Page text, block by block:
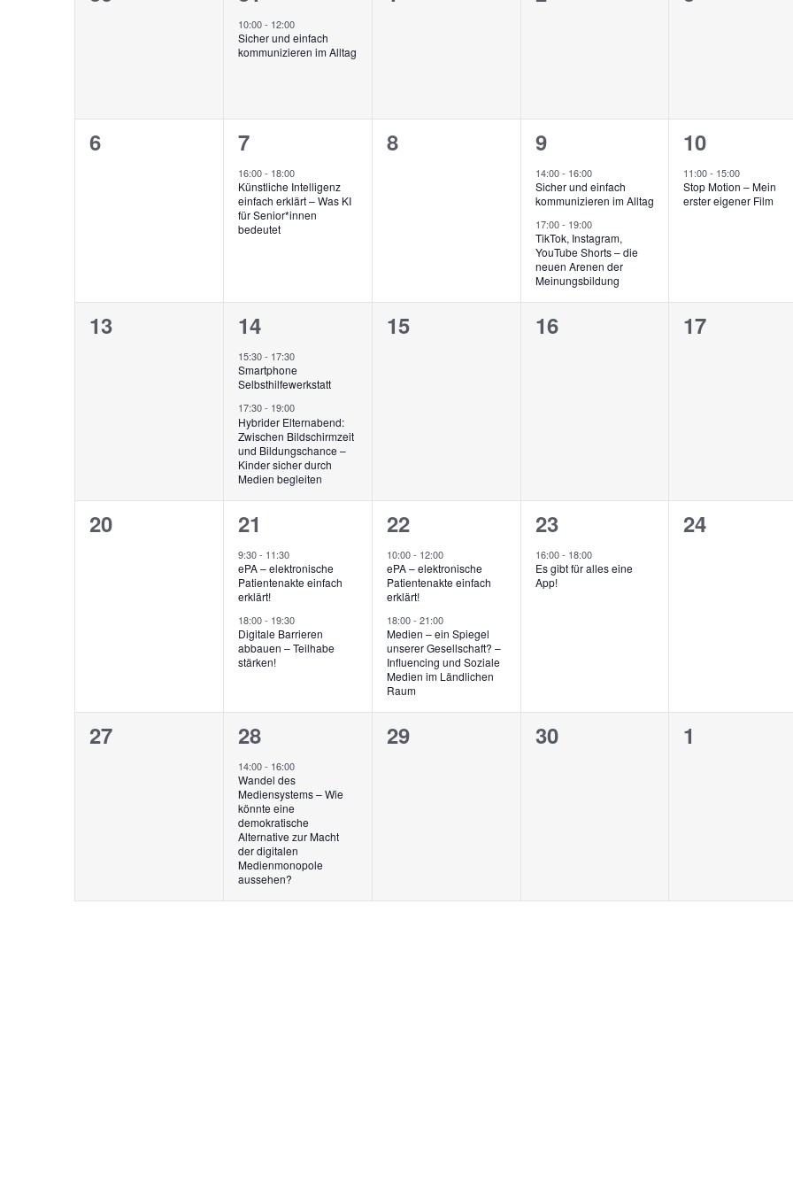
Veranstaltungen
Veranstaltungen,Veranstaltung,
10:00- 12:00
Sicher und einfach
kommunizieren im Alltag
0
Veranstaltungen,
6
1
Veranstaltung,
7
16:00- 18:00
Künstliche Intelligenz
einfach erklärt – Was KI
für Senior*innen
bedeutet
0
Veranstaltungen,
8
2
Veranstaltungen,
9
14:00- 16:00
Sicher und einfach
kommunizieren im Alltag
17:00- 19:00
TikTok, Instagram,
YouTube Shorts – die
neuen Arenen der
Meinungsbildung
1
10
11:00- 15:00
Stop Motion – Mein
erster eigener Film
0
Veranstaltungen,
13
2
Veranstaltungen,
14
15:30- 17:30
Smartphone
Selbsthilfewerkstatt
17:30- 19:00
Hybrider Elternabend:
Zwischen Bildschirmzeit
und Bildungschance –
Kinder sicher durch
Medien begleiten
0
15
0
16
0
17
0
Veranstaltungen,
20
2
Veranstaltungen,
21
9:30- 11:30
ePA – elektronische
Patientenakte einfach
erklärt!
18:00- 19:30
Digitale Barrieren
abbauen – Teilhabe
stärken!
2
Veranstaltungen,
22
10:00- 12:00
ePA – elektronische
Patientenakte einfach
erklärt!
18:00- 21:00
Medien – ein Spiegel
unserer Gesellschaft? –
Influencing und Soziale
Medien im Ländlichen
Raum
1
Veranstaltung,
23
16:00- 18:00
Es gibt für alles eine
App!
0
24
0
Veranstaltungen,
27
1
Veranstaltung,
28
14:00- 16:00
Wandel des
Mediensystems – Wie
könnte eine
demokratische
Alternative zur Macht
der digitalen
Medienmonopole
aussehen?
0
29
0
30
0
1